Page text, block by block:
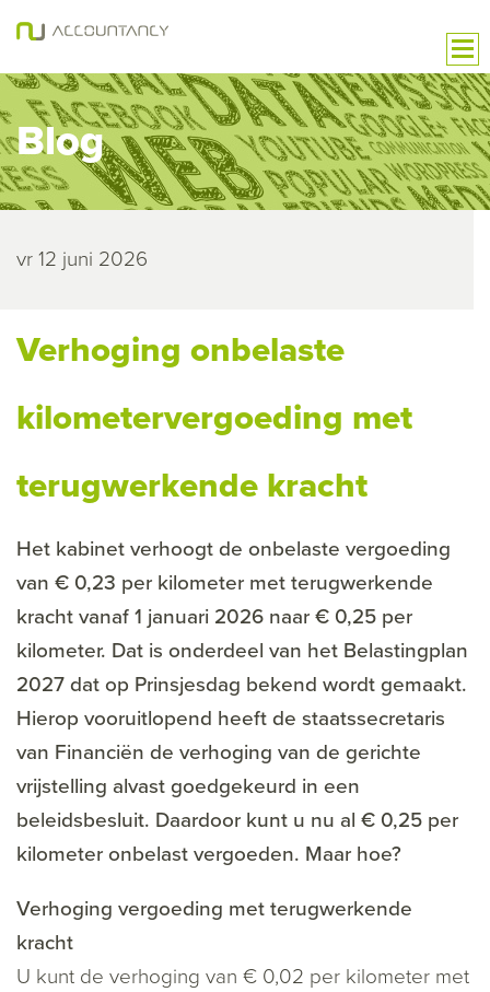
Blog
vr 12 juni 2026
Verhoging onbelaste
kilometervergoeding met
terugwerkende kracht
Het kabinet verhoogt de onbelaste vergoeding
van € 0,23 per kilometer met terugwerkende
kracht vanaf 1 januari 2026 naar € 0,25 per
kilometer. Dat is onderdeel van het Belastingplan
2027 dat op Prinsjesdag bekend wordt gemaakt.
Hierop vooruitlopend heeft de staatssecretaris
van Financiën de verhoging van de gerichte
vrijstelling alvast goedgekeurd in een
beleidsbesluit. Daardoor kunt u nu al € 0,25 per
kilometer onbelast vergoeden. Maar hoe?
Verhoging vergoeding met terugwerkende
kracht
U kunt de verhoging van € 0,02 per kilometer met